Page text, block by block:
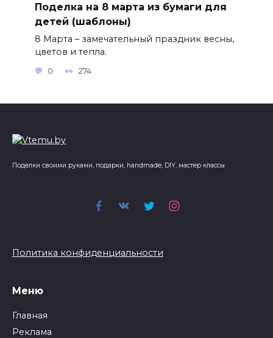
Поделка на 8 марта из бумаги для
детей (шаблоны)
8 Марта – замечательный праздник весны,
цветов и тепла.
0 274
Поделки своими руками, подарки, handmade, DIY, мастер классы
Политика конфиденциальности
Меню
Главная
Реклама